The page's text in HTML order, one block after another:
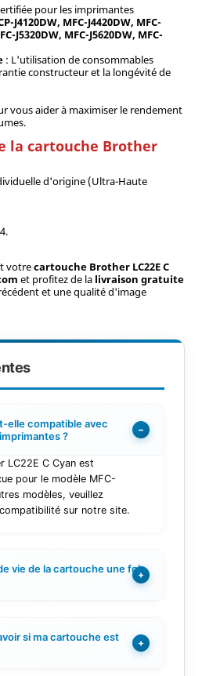
pour les imprimantes
J4120DW, MFC-J4420DW, MFC-
J5320DW, MFC-J5620DW, MFC-
: L'utilisation de consommables
constructeur et la longévité de
vous aider à maximiser le rendement
la cartouche Brother
d'origine (Ultra-Haute
votrecartouche Brother LC22E C
et profitez de la livraison gratuite
et une qualité d'image
elle compatible avec
?
−
LC22E C Cyan est
pour le modèle MFC-
modèles, veuillez
sur notre site.
vie de la cartouche une fois
+
si ma cartouche est
+